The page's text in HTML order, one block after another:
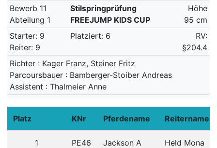
Bewerb 11
Abteilung 1
Stilspringprüfung
FREEJUMP KIDS CUP
Höhe
95 cm
Starter: 9
Reiter: 9
Platziert: 6
RV:
§204.4
Richter : Kager Franz, Steiner Fritz
Parcoursbauer : Bamberger-Stoiber Andreas
Assistent : Thalmeier Anne
Platz KNr Pferdename Reitername
1 PE46 Jackson A Held Mona